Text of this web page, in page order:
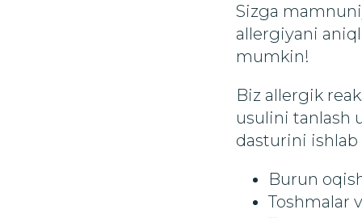
Sizga
allergiyani
mumkin!
Biz allergik
usulini tanlash
dasturini
Burun
Toshmalar